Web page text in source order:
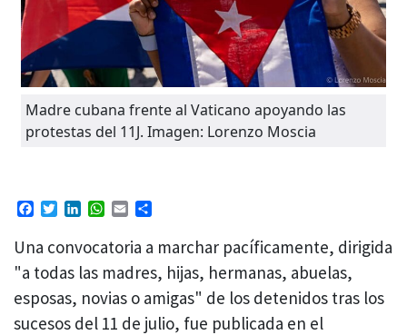
Madre cubana frente al Vaticano apoyando las
protestas del 11J. Imagen: Lorenzo Moscia
Facebook
TwitterLinkedIn
WhatsApp
Email
Una convocatoria a marchar pacíficamente, dirigida
"a todas las madres, hijas, hermanas, abuelas,
esposas, novias o amigas" de los detenidos tras los
sucesos del 11 de julio, fue publicada en el